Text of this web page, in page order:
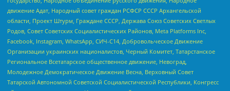
движение Адат, Народный совет граждан РСФСР СССР Архангельской
области, Проект Штурм, Граждане СССР, Держава Союз Советских Светлых
Родов, Совет Советских Социалистических Районов, Meta Platforms Inc,
Facebook, Instagram, WhatsApp, СИЧ-С14, Добровольческое Движение
Организации украинских националистов, Черный Комитет, Татарстанское
Региональное Всетатарское общественное движение, Невоград,
Молодежное Демократическое Движение Весна, Верховный Совет
Татарской Автономной Советской Социалистической Республики, Конгресс